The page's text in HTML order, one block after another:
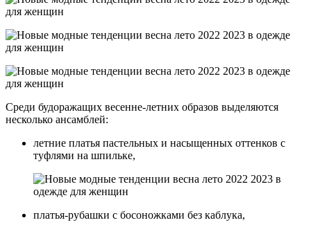
Среди будоражащих весенне-летних образов выделяются
несколько ансамблей:
летние платья пастельных и насыщенных оттенков с
туфлями на шпильке,
платья-рубашки с босоножками без каблука,